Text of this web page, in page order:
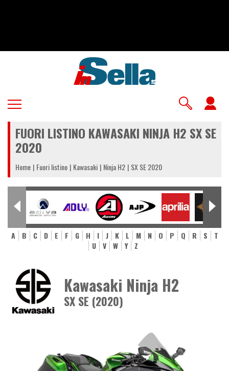
FUORI LISTINO KAWASAKI NINJA H2 SX SE
2020
Home Fuori listino Kawasaki Ninja H2 SX SE 2020
A B C D E F G H I J K L M N O P Q R S
T
U
V W Y Z
Kawasaki Ninja H2
SX SE (2020)